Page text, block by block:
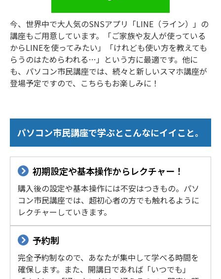
今、世界中で大人気のSNSアプリ「LINE（ライン）」の
講座もご用意しています。「ご家族や友人が使っている
からLINEを使ってみたい」「けれども使い方を教えても
らうのはためらわれる…」という方に最適です。他に
も、パソコン市民講座では、続々と新しいスマホ講座が
登場予定ですので、こちらもお楽しみに！
パソコン市民講座で学ぶとこんなにイイこと。
初期設定や基本操作からレクチャー！
購入後の設定や基本操作には不安はつきもの。パソ
コン市民講座では、超初心者の方でも触れるように
レクチャーしていきます。
予約制
完全予約制なので、あなたが集中して学べる時間を
確保します。また、開講日であれば「いつでも」